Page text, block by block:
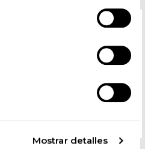
Mostrar detalles